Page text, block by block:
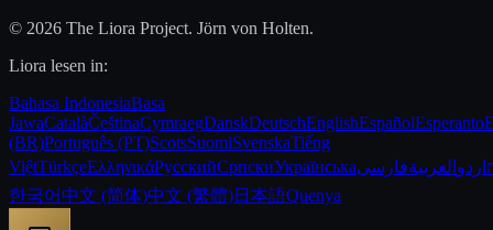
© 2026 The Liora Project. Jörn von Holten.
Liora lesen in:
Bahasa IndonesiaBasa
JawaCatalàČeštinaCymraegDanskDeutschEnglishEspañolEsperanto
(BR)Português (PT)ScotsSuomiSvenskaTiếng
ViệtTürkçeΕλληνικάРусскийСрпскиУкраїнська اردو العربيةفارسی
한국어中文 (简体)中文 (繁體)日本語Quenya